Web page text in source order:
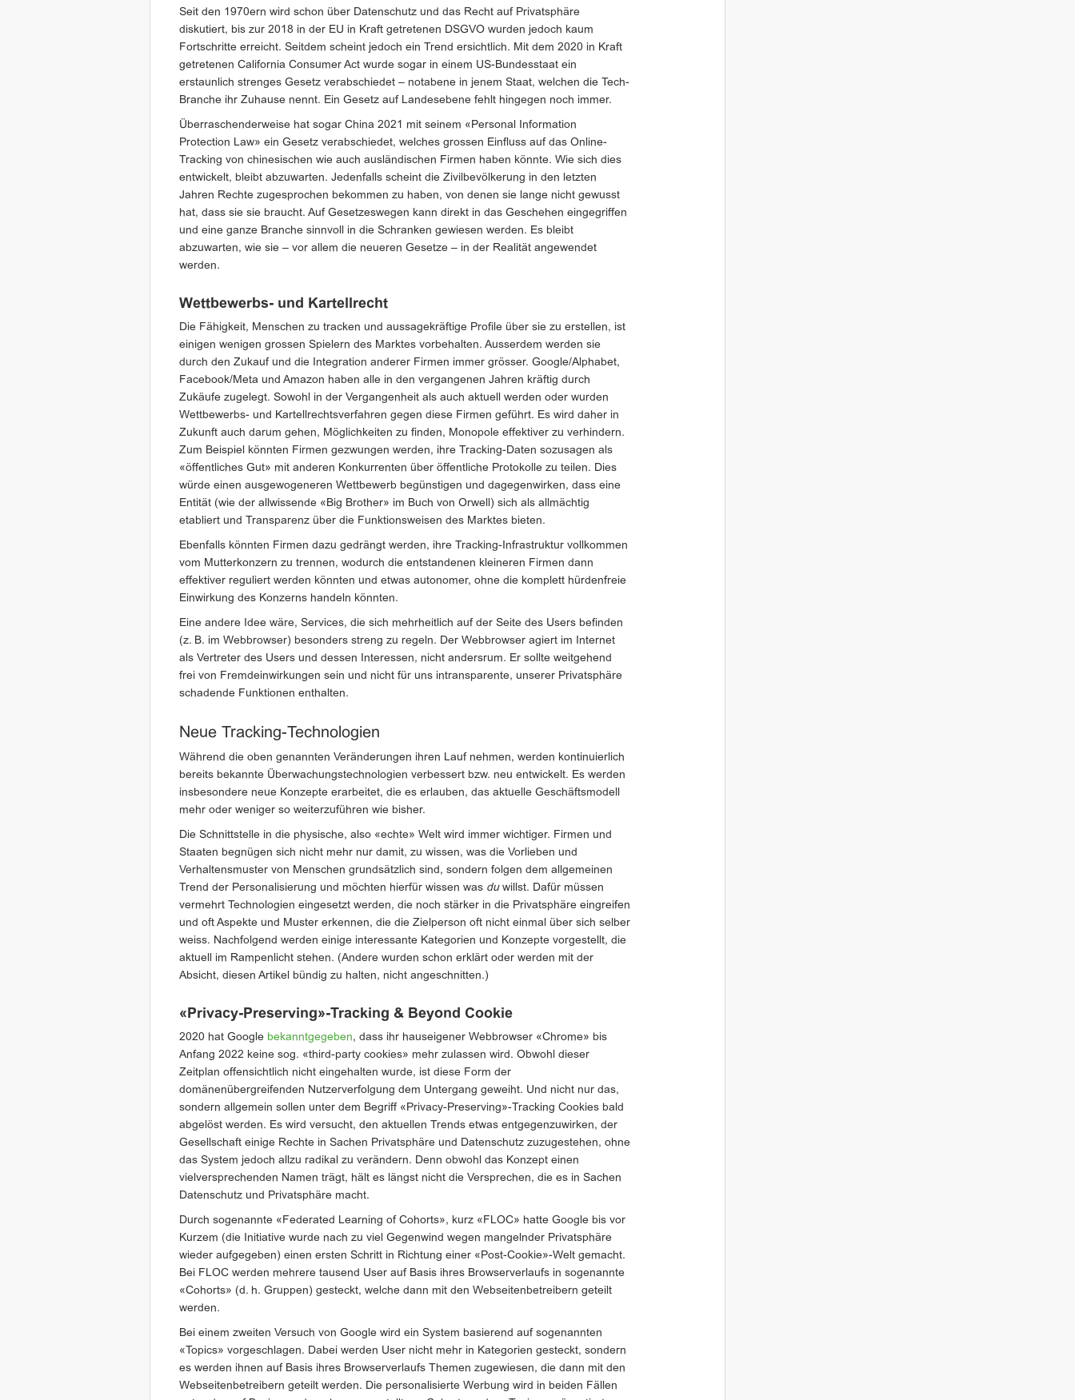
Seit den 1970ern wird schon über Datenschutz und das Recht auf Privatsphäre
diskutiert, bis zur 2018 in der EU in Kraft getretenen DSGVO wurden jedoch kaum
Fortschritte erreicht. Seitdem scheint jedoch ein Trend ersichtlich. Mit dem 2020 in Kraft
getretenen California Consumer Act wurde sogar in einem US-Bundesstaat ein
erstaunlich strenges Gesetz verabschiedet – notabene in jenem Staat, welchen die Tech-
Branche ihr Zuhause nennt. Ein Gesetz auf Landesebene fehlt hingegen noch immer.
Überraschenderweise hat sogar China 2021 mit seinem «Personal Information
Protection Law» ein Gesetz verabschiedet, welches grossen Einfluss auf das Online-
Tracking von chinesischen wie auch ausländischen Firmen haben könnte. Wie sich dies
entwickelt, bleibt abzuwarten. Jedenfalls scheint die Zivilbevölkerung in den letzten
Jahren Rechte zugesprochen bekommen zu haben, von denen sie lange nicht gewusst
hat, dass sie sie braucht. Auf Gesetzeswegen kann direkt in das Geschehen eingegriffen
und eine ganze Branche sinnvoll in die Schranken gewiesen werden. Es bleibt
abzuwarten, wie sie – vor allem die neueren Gesetze – in der Realität angewendet
werden.
Wettbewerbs- und Kartellrecht
Die Fähigkeit, Menschen zu tracken und aussagekräftige Profile über sie zu erstellen, ist
einigen wenigen grossen Spielern des Marktes vorbehalten. Ausserdem werden sie
durch den Zukauf und die Integration anderer Firmen immer grösser. Google/Alphabet,
Facebook/Meta und Amazon haben alle in den vergangenen Jahren kräftig durch
Zukäufe zugelegt. Sowohl in der Vergangenheit als auch aktuell werden oder wurden
Wettbewerbs- und Kartellrechtsverfahren gegen diese Firmen geführt. Es wird daher in
Zukunft auch darum gehen, Möglichkeiten zu finden, Monopole effektiver zu verhindern.
Zum Beispiel könnten Firmen gezwungen werden, ihre Tracking-Daten sozusagen als
«öffentliches Gut» mit anderen Konkurrenten über öffentliche Protokolle zu teilen. Dies
würde einen ausgewogeneren Wettbewerb begünstigen und dagegenwirken, dass eine
Entität (wie der allwissende «Big Brother» im Buch von Orwell) sich als allmächtig
etabliert und Transparenz über die Funktionsweisen des Marktes bieten.
Ebenfalls könnten Firmen dazu gedrängt werden, ihre Tracking-Infrastruktur vollkommen
vom Mutterkonzern zu trennen, wodurch die entstandenen kleineren Firmen dann
effektiver reguliert werden könnten und etwas autonomer, ohne die komplett hürdenfreie
Einwirkung des Konzerns handeln könnten.
Eine andere Idee wäre, Services, die sich mehrheitlich auf der Seite des Users befinden
(z. B. im Webbrowser) besonders streng zu regeln. Der Webbrowser agiert im Internet
als Vertreter des Users und dessen Interessen, nicht andersrum. Er sollte weitgehend
frei von Fremdeinwirkungen sein und nicht für uns intransparente, unserer Privatsphäre
schadende Funktionen enthalten.
Neue Tracking-Technologien
Während die oben genannten Veränderungen ihren Lauf nehmen, werden kontinuierlich
bereits bekannte Überwachungstechnologien verbessert bzw. neu entwickelt. Es werden
insbesondere neue Konzepte erarbeitet, die es erlauben, das aktuelle Geschäftsmodell
mehr oder weniger so weiterzuführen wie bisher.
Die Schnittstelle in die physische, also «echte» Welt wird immer wichtiger. Firmen und
Staaten begnügen sich nicht mehr nur damit, zu wissen, was die Vorlieben und
Verhaltensmuster von Menschen grundsätzlich sind, sondern folgen dem allgemeinen
Trend der Personalisierung und möchten hierfür wissen was duwillst. Dafür müssen
vermehrt Technologien eingesetzt werden, die noch stärker in die Privatsphäre eingreifen
und oft Aspekte und Muster erkennen, die die Zielperson oft nicht einmal über sich selber
weiss. Nachfolgend werden einige interessante Kategorien und Konzepte vorgestellt, die
aktuell im Rampenlicht stehen. (Andere wurden schon erklärt oder werden mit der
Absicht, diesen Artikel bündig zu halten, nicht angeschnitten.)
«Privacy-Preserving»-Tracking & Beyond Cookie
2020 hat Google bekanntgegeben, dass ihr hauseigener Webbrowser «Chrome» bis
Anfang 2022 keine sog. «third-party cookies» mehr zulassen wird. Obwohl dieser
Zeitplan offensichtlich nicht eingehalten wurde, ist diese Form der
domänenübergreifenden Nutzerverfolgung dem Untergang geweiht. Und nicht nur das,
sondern allgemein sollen unter dem Begriff «Privacy-Preserving»-Tracking Cookies bald
abgelöst werden. Es wird versucht, den aktuellen Trends etwas entgegenzuwirken, der
Gesellschaft einige Rechte in Sachen Privatsphäre und Datenschutz zuzugestehen, ohne
das System jedoch allzu radikal zu verändern. Denn obwohl das Konzept einen
vielversprechenden Namen trägt, hält es längst nicht die Versprechen, die es in Sachen
Datenschutz und Privatsphäre macht.
Durch sogenannte «Federated Learning of Cohorts», kurz «FLOC» hatte Google bis vor
Kurzem (die Initiative wurde nach zu viel Gegenwind wegen mangelnder Privatsphäre
wieder aufgegeben) einen ersten Schritt in Richtung einer «Post-Cookie»-Welt gemacht.
Bei FLOC werden mehrere tausend User auf Basis ihres Browserverlaufs in sogenannte
«Cohorts» (d. h. Gruppen) gesteckt, welche dann mit den Webseitenbetreibern geteilt
werden.
Bei einem zweiten Versuch von Google wird ein System basierend auf sogenannten
«Topics» vorgeschlagen. Dabei werden User nicht mehr in Kategorien gesteckt, sondern
es werden ihnen auf Basis ihres Browserverlaufs Themen zugewiesen, die dann mit den
Webseitenbetreibern geteilt werden. Die personalisierte Werbung wird in beiden Fällen